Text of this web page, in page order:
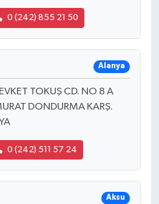
0 (242) 855 21 50
Alanya
TOKUŞ CD. NO 8 A
DONDURMA KARŞ.
0 (242) 511 57 24
Aksu